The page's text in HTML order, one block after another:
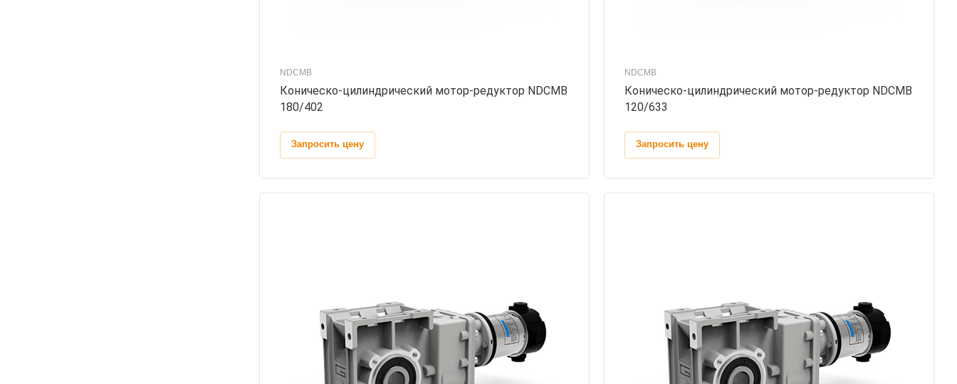
NDCMB
Коническо-цилиндрический мотор-редуктор NDCMB
180/402
Запросить цену
NDCMB
Коническо-цилиндрический мотор-редуктор NDCMB
120/633
Запросить цену